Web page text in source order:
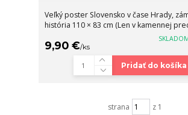
Veľký poster Slovensko v čase Hrady,
história 110 × 83 cm (Len v kamennej
9,90 €/ks
Pridať do košíka
strana z 1